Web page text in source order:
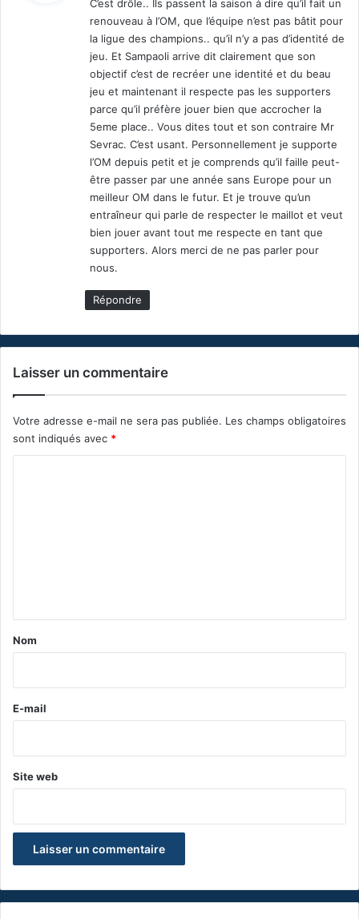
:
C’est drôle.. Ils passent la saison à dire qu’il fait un
renouveau à l’OM, que l’équipe n’est pas bâtit pour
la ligue des champions.. qu’il n’y a pas d’identité de
jeu. Et Sampaoli arrive dit clairement que son
objectif c’est de recréer une identité et du beau
jeu et maintenant il respecte pas les supporters
parce qu’il préfère jouer bien que accrocher la
5eme place.. Vous dites tout et son contraire Mr
Sevrac. C’est usant. Personnellement je supporte
l’OM depuis petit et je comprends qu’il faille peut-
être passer par une année sans Europe pour un
meilleur OM dans le futur. Et je trouve qu’un
entraîneur qui parle de respecter le maillot et veut
bien jouer avant tout me respecte en tant que
supporters. Alors merci de ne pas parler pour
nous.
Répondre
Laisser un commentaire
Votre adresse e-mail ne sera pas publiée. Les champs obligatoires
sont indiqués avec *
a
e
Nom
E-mail
Site web